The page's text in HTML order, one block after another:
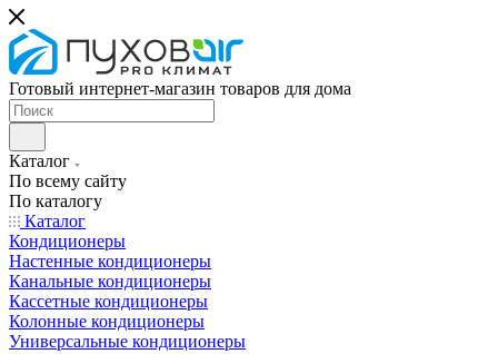
Готовый интернет-магазин товаров для дома
Каталог
По всему сайту
По каталогу
Каталог
Кондиционеры
Настенные кондиционеры
Канальные кондиционеры
Кассетные кондиционеры
Колонные кондиционеры
Универсальные кондиционеры